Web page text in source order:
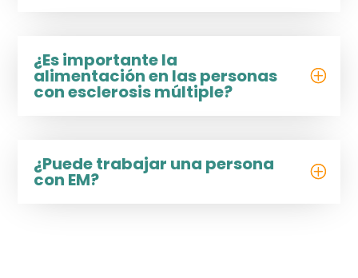
¿Es importante la
alimentación en las personas
con esclerosis múltiple?
¿Puede trabajar una persona
con EM?